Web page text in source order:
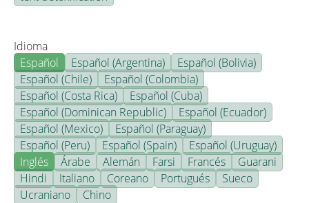
Idioma
Español
Español (Argentina)
Español (Bolivia)
Español (Chile)
Español (Colombia)
Español (Costa Rica)
Español (Cuba)
Español (Dominican Republic)
Español (Ecuador)
Español (Mexico)
Español (Paraguay)
Español (Peru)
Español (Spain)
Español (Uruguay)
Inglés
Árabe Alemán Farsi Francés
Guarani
Hindi
Italiano Coreano Portugués
Sueco
Ucraniano
Chino